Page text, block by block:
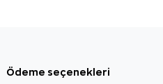
Ödeme seçenekleri